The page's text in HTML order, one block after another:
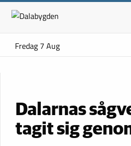
Fredag 7 Aug
Dalarnas
tagit sig